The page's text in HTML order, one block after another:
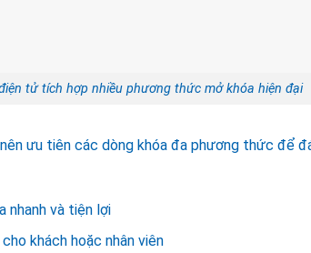
tử tích hợp nhiều phương thức mở khóa hiện đại
ưu tiên các dòng khóa đa phương thức để
nhanh và tiện lợi
khách hoặc nhân viên